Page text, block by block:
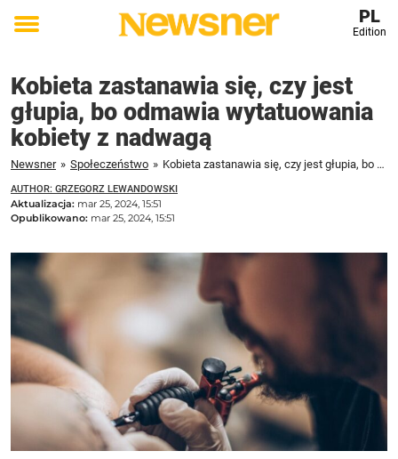
Toggle
PL
Edition
Kobieta zastanawia się, czy jest
głupia, bo odmawia wytatuowania
kobiety z nadwagą
Newsner » Społeczeństwo » Kobieta zastanawia się, czy jest głupia, bo odmawia wytatuowania kobiety z nadwagą
AUTHOR: GRZEGORZ LEWANDOWSKI
Aktualizacja: mar 25, 2024, 15:51
Opublikowano: mar 25, 2024, 15:51